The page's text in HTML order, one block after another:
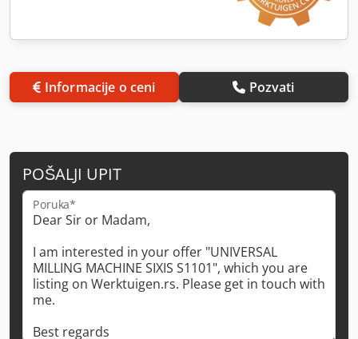
Informacije o ceni Pozvati
POŠALJI UPIT
Poruka*